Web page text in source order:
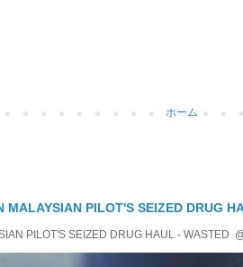
ホーム
PILOT'S SEIZED DRUG
PILOT'S SEIZED DRUG HAUL -